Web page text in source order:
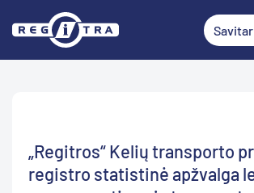
„Regitros“ Kelių transporto
registro statistinė apžvalga